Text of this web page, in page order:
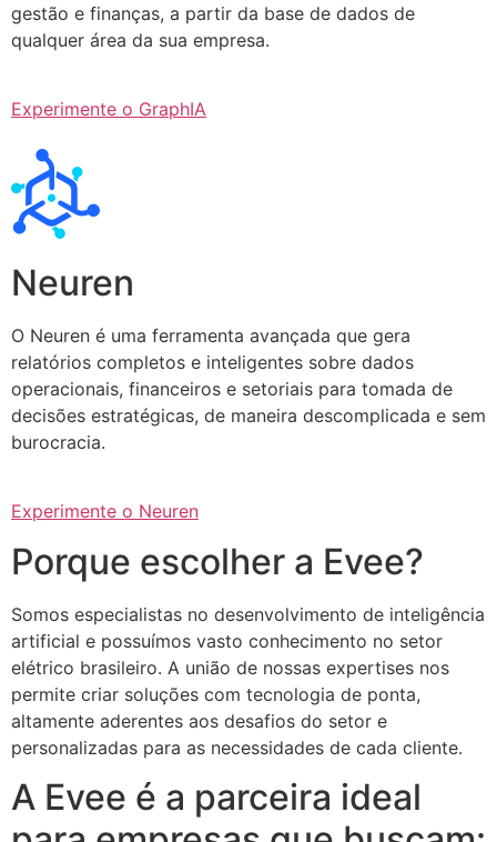
gestão e finanças, a partir da base de dados de
qualquer área da sua empresa.
Experimente o GraphIA
Neuren
O Neuren é uma ferramenta avançada que gera
relatórios completos e inteligentes sobre dados
operacionais, financeiros e setoriais para tomada de
decisões estratégicas, de maneira descomplicada e sem
burocracia.
Experimente o Neuren
Porque escolher a Evee?
Somos especialistas no desenvolvimento de inteligência
artificial e possuímos vasto conhecimento no setor
elétrico brasileiro. A união de nossas expertises nos
permite criar soluções com tecnologia de ponta,
altamente aderentes aos desafios do setor e
personalizadas para as necessidades de cada cliente.
A Evee é a parceira ideal